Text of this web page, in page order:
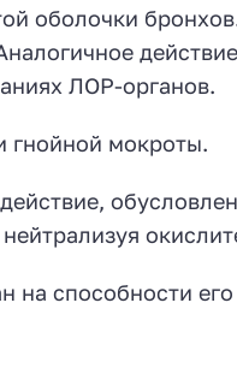
оболочки
ЛОР-органов.
гнойной мокроты.
способности